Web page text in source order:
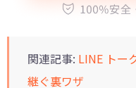
関連記事: LINE トー
継ぐ裏ワザ